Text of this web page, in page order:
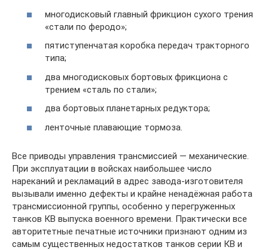
многодисковый главный фрикцион сухого трения
«стали по феродо»;
пятиступенчатая коробка передач тракторного
типа;
два многодисковых бортовых фрикциона с
трением «сталь по стали»;
два бортовых планетарных редуктора;
ленточные плавающие тормоза.
Все приводы управления трансмиссией — механические.
При эксплуатации в войсках наибольшее число
нареканий и рекламаций в адрес завода-изготовителя
вызывали именно дефекты и крайне ненадёжная работа
трансмиссионной группы, особенно у перегруженных
танков КВ выпуска военного времени. Практически все
авторитетные печатные источники признают одним из
самым существенных недостатков танков серии КВ и